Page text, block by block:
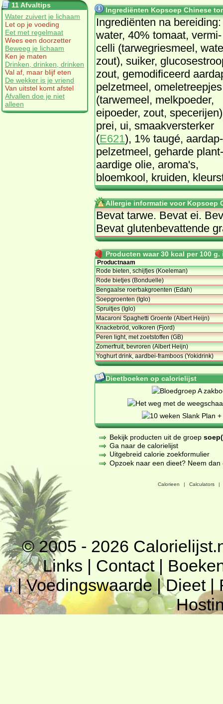
11 Afvaltips
Water zuivert je lichaam
Let op je voeding
Eet met regelmaat
Wees een doorzetter
Beweeg je lichaam
Ken je maten
Drinken, drinken, drinken
Val af, maar blijf eten
De wekker is je vriend
Van uitstel komt afstel
Afvallen doe je niet
alleen
Ingrediënten Kopsoep Chinese
In­gre­di­ën­ten na be­reiding:
wa­ter, 40% to­maat, ver­mi­
cel­li (tar­weg­ries­meel,
zout), sui­ker,
zout, ge­mo­di­fi­ceerd
pel­zet­meel, ome­letreep­jes
(tar­we­meel, melk­poe­der,
eipoe­der, zout,
prei, ui, smaak­ver­ster­ker
(E621), 1% tau­gé, aard­ap­
pel­zet­meel, ge­har­de plant­
aar­di­ge olie, aro­ma's,
bloem­kool, krui­den,
Allergie informatie voor Kopsoep
Be­vat tar­we. Be­vat ei.
Be­vat glu­ten­be­vat­ten­de
Producten waar 30 kcal per 100
Productnaam
Rode bieten, schijfjes (Koeleman)
Rode bietjes (Bonduelle)
Bengaalse roerbakgroenten (Edah)
Soepgroenten (Iglo)
Spruitjes (Iglo)
Macaroni Spaghetti Groente (Albert Heijn)
Knackebröd, volkoren (Fjord)
Peren light, met zoetstoffen (GB)
Zomerfruit, bevroren (Albert Heijn)
Yoghurt drink, aardbei-framboos (Yokidrink)
Dieetboeken op calorielijst
Bekijk producten uit de groep
Ga naar de calorielijst
Uitgebreid calorie zoekformulier
Opzoek naar een dieet? Neem
Calorieen | Calculators |
© 2005 - 2026
Links | Contact|
|Voedingswaarde|Dieet|